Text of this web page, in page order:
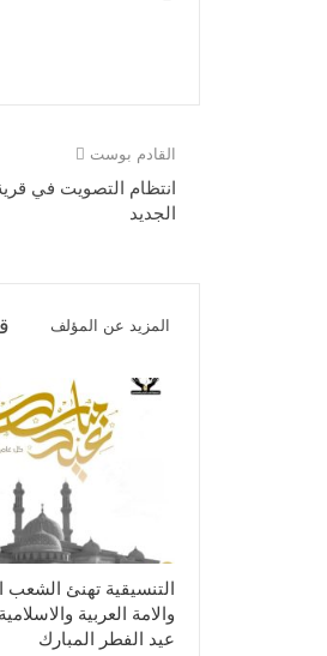
القادم بوست
انتظام التصويت في
الجديد
المزيد عن المؤلف
التنسيقية تهنئ
والامة العربية
عيد الفطر المبارك